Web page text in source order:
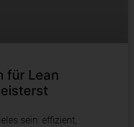
für Lean
sein: effizient,